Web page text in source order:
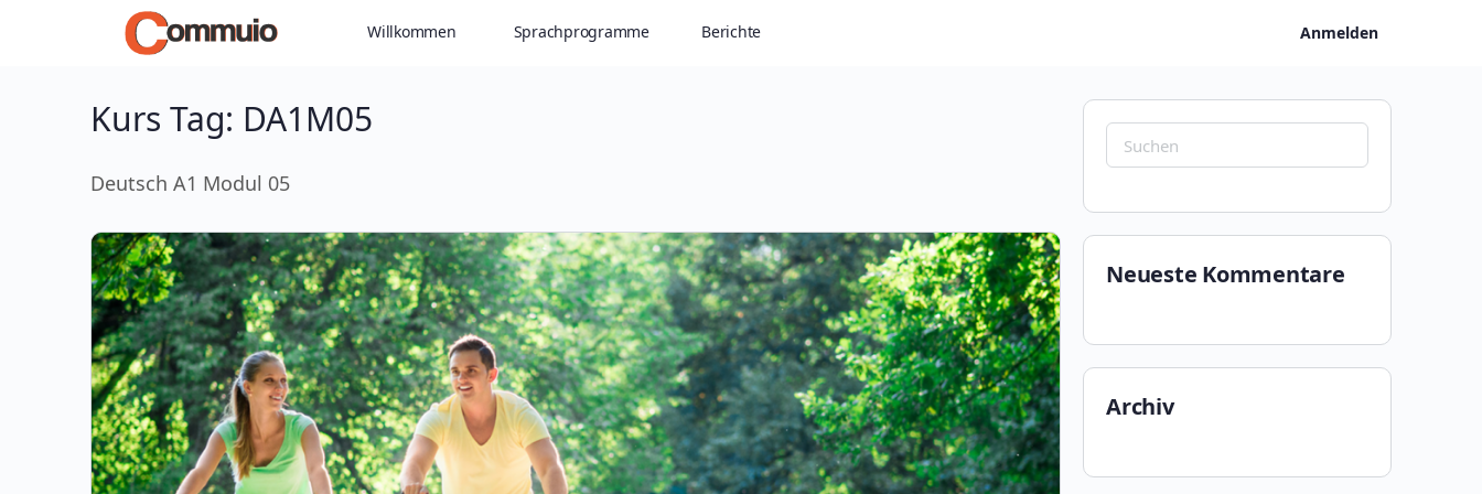
Willkommen Sprachprogramme Berichte Anmelden
Kurs Tag: DA1M05
Deutsch A1 Modul 05
Suchen
nach:
Neueste Kommentare
Archiv